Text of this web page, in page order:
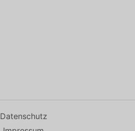
Datenschutz